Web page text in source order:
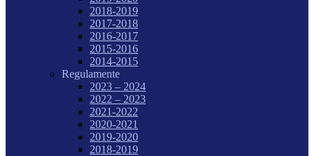
2018-2019
2017-2018
2016-2017
2015-2016
2014-2015
Regulamente
2023 – 2024
2022 – 2023
2021-2022
2020-2021
2019-2020
2018-2019